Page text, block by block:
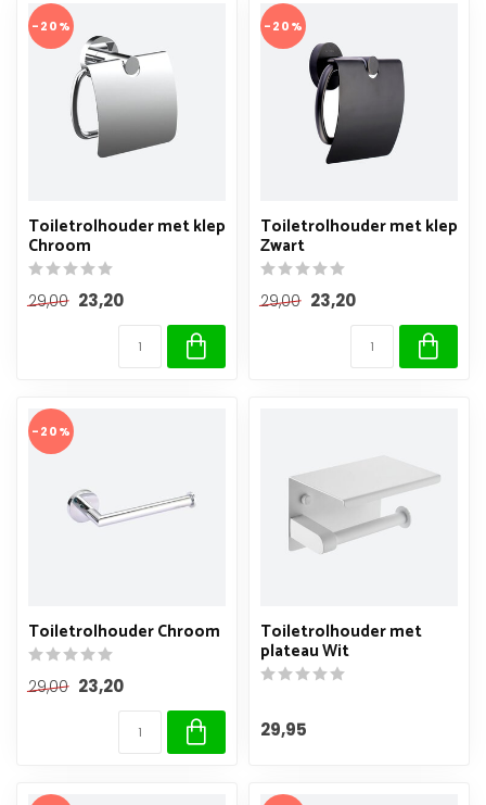
-20%
Toiletrolhouder met klep
Chroom
29,00 23,20
-20%
Toiletrolhouder met klep
Zwart
29,00 23,20
-20%
Toiletrolhouder Chroom
29,00 23,20
Toiletrolhouder met
plateau Wit
29,95